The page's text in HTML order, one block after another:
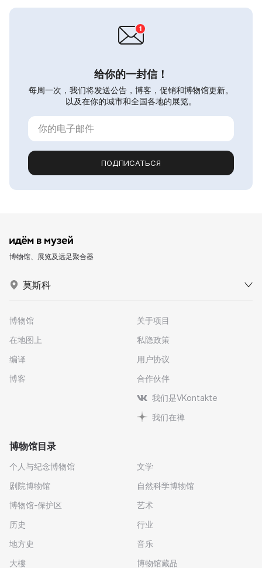
给你的一封信！
每周一次，我们将发送公告，博客，促销和博物馆更新。
以及在你的城市和全国各地的展览。
ПОДПИСАТЬСЯ
博物馆、展览及远足聚合器
莫斯科
博物馆
在地图上
编译
博客
关于项目
私隐政策
用户协议
合作伙伴
我们是VKontakte
我们在禅
博物馆目录
个人与纪念博物馆
剧院博物馆
博物馆-保护区
历史
地方史
大樓
文学
自然科学博物馆
艺术
行业
音乐
博物馆藏品